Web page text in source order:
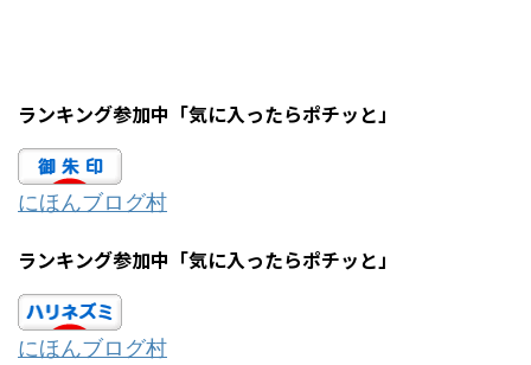
ランキング参加中「気に入ったらポチッと」
にほんブログ村
ランキング参加中「気に入ったらポチッと」
にほんブログ村